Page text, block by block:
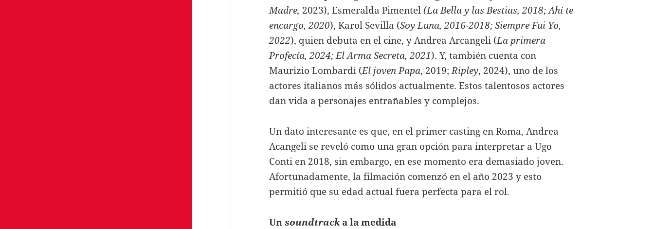
Madre, 2023), Esmeralda Pimentel(La Bella y las Bestias, 2018; Ahí te
encargo, 2020), Karol Sevilla (Soy Luna, 2016-2018; Siempre Fui Yo,
2022), quien debuta en el cine, y Andrea Arcangeli (La primera
Profecía, 2024; El Arma Secreta, 2021). Y, también cuenta con
Maurizio Lombardi (El joven Papa, 2019;Ripley, 2024), uno de los
actores italianos más sólidos actualmente. Estos talentosos actores
dan vida a personajes entrañables y complejos.
Un dato interesante es que, en el primer casting en Roma, Andrea
Acangeli se reveló como una gran opción para interpretar a Ugo
Conti en 2018, sin embargo, en ese momento era demasiado joven.
Afortunadamente, la filmación comenzó en el año 2023 y esto
permitió que su edad actual fuera perfecta para el rol.
Unsoundtracka la medida